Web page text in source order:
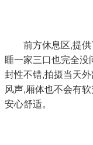
前方休息区,提
睡一家三口也完全没
封性不错,拍摄当天
风声,厢体也不会有
安心舒适。